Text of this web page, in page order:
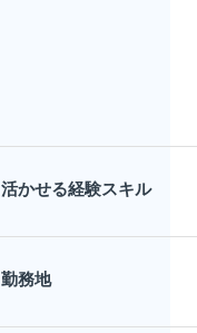
活かせる経験スキル
勤務地